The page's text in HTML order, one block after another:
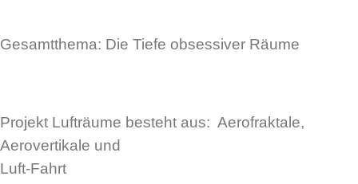
Gesamtthema: Die Tiefe obsessiver Räume
Projekt Lufträume besteht aus: Aerofraktale,
Aerovertikale und
Luft-Fahrt